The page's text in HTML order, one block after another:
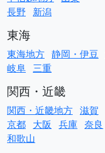
長野
新潟
東海
東海地方 静岡・伊豆
岐阜 三重
関西・近畿
関西・近畿地方 滋賀
京都 大阪 兵庫 奈良
和歌山